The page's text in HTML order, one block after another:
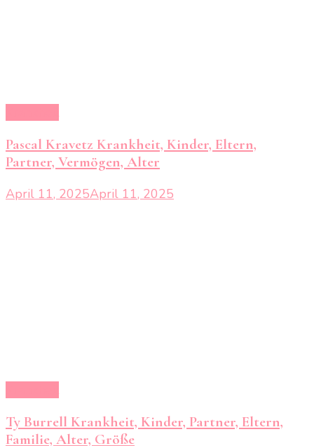
Pascal Kravetz Krankheit, Kinder, Eltern,
Partner, Vermögen, Alter
April 11, 2025April 11, 2025
Ty Burrell Krankheit, Kinder, Partner, Eltern,
Familie, Alter, Größe